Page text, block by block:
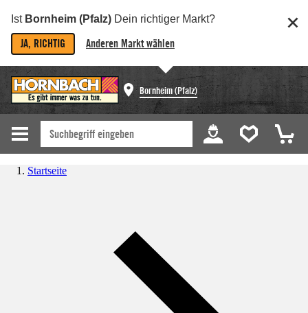
Ist Bornheim (Pfalz) Dein richtiger Markt?
JA, RICHTIG Anderen Markt wählen
Bornheim (Pfalz)
Startseite